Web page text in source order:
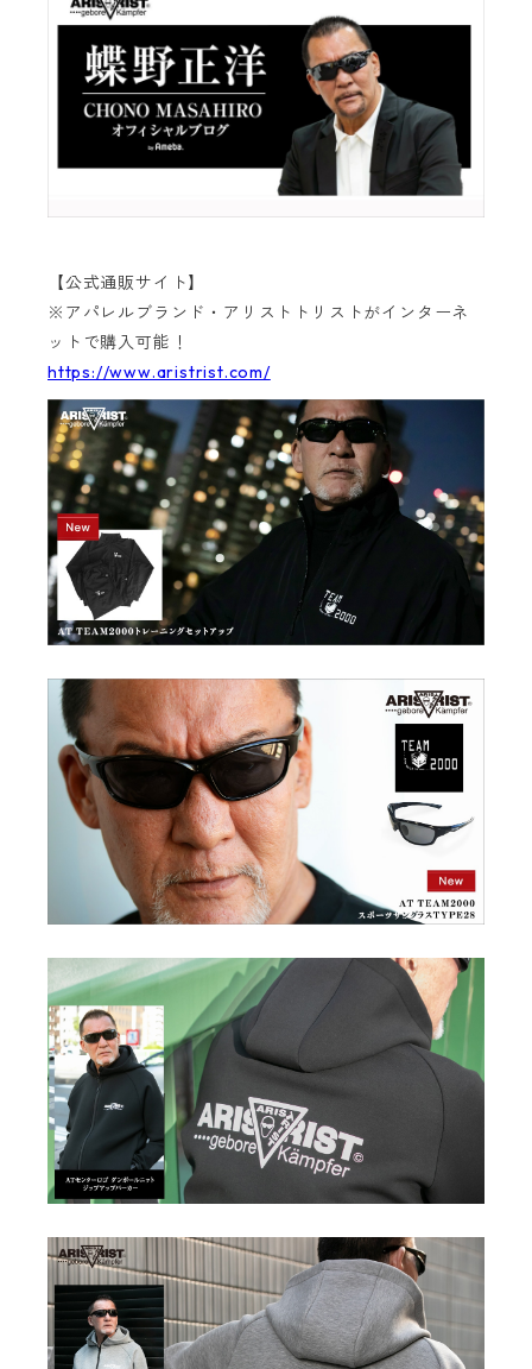
【公式通販サイト】
※アパレルブランド・アリストトリストがインターネ
ットで購入可能！
https://www.aristrist.com/